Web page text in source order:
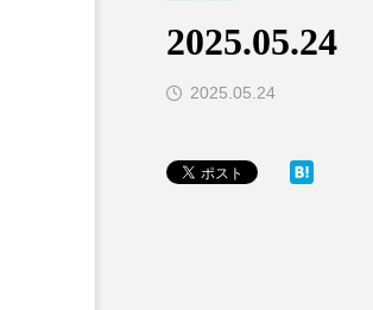
2025.05.24
2025.05.24